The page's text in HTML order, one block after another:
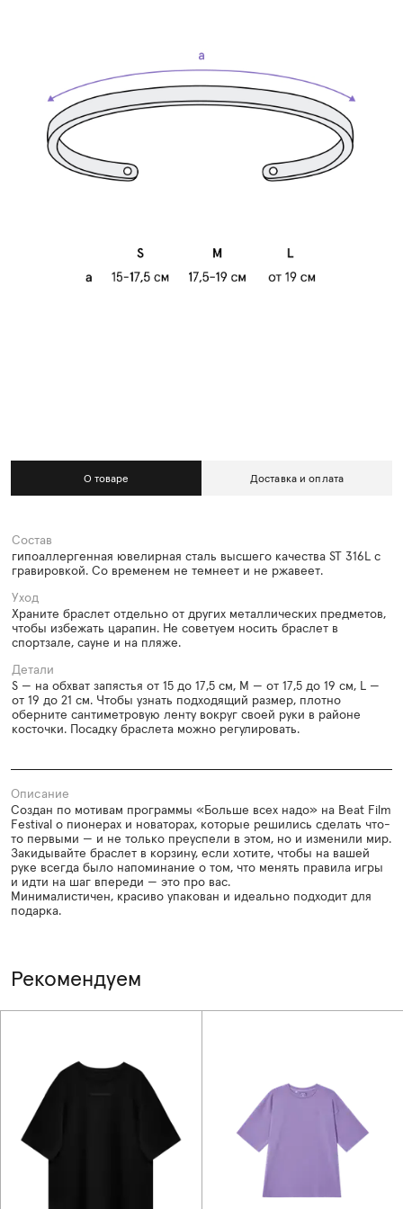
О товаре Доставка и оплата
Состав
гипоаллергенная ювелирная сталь высшего качества ST 316L с
гравировкой. Со временем не темнеет и не ржавеет.
Уход
Храните браслет отдельно от других металлических предметов,
чтобы избежать царапин. Не советуем носить браслет в
спортзале, сауне и на пляже.
Детали
S — на обхват запястья от 15 до 17,5 см, M — от 17,5 до 19 см, L —
от 19 до 21 см. Чтобы узнать подходящий размер, плотно
оберните сантиметровую ленту вокруг своей руки в районе
косточки. Посадку браслета можно регулировать.
Описание
Создан по мотивам программы «Больше всех надо» на Beat Film
Festival о пионерах и новаторах, которые решились сделать что-
то первыми — и не только преуспели в этом, но и изменили мир.
Закидывайте браслет в корзину, если хотите, чтобы на вашей
руке всегда было напоминание о том, что менять правила игры
и идти на шаг впереди — это про вас.
Минималистичен, красиво упакован и идеально подходит для
подарка.
Рекомендуем